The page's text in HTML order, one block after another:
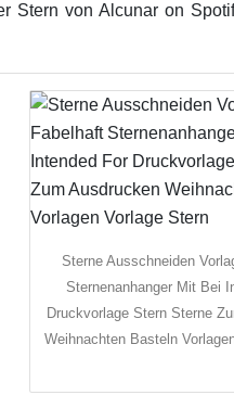
Stern von Alcunar on
Sterne Ausschneiden
Sternenanhanger Mit Bei
Druckvorlage Stern Sterne
Weihnachten Basteln